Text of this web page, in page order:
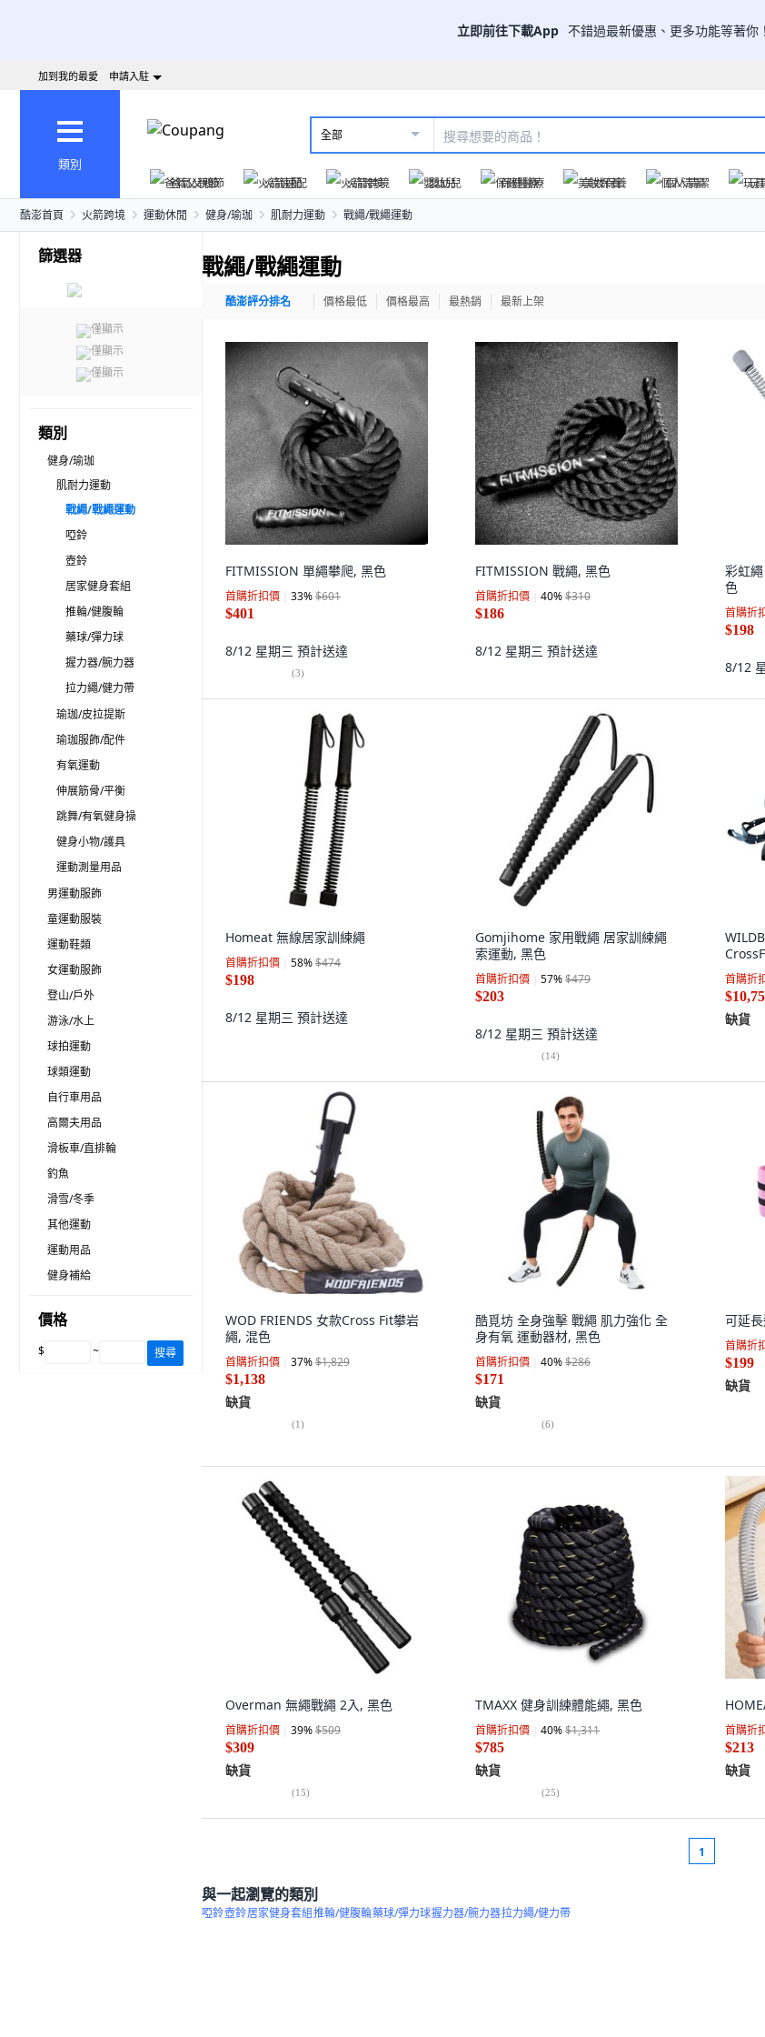
立即前往下載App 不錯過最新優惠、更多功能等著你！
加到我的最愛 申請入駐
類別
全部
爸氣父親節
火箭速配 火箭跨境 嬰幼兒 保健醫療 美妝保養 個人清潔 玩
酷澎首頁 火箭跨境 運動休閒 健身/瑜珈 肌耐力運動 戰繩/戰繩運動
篩選器
僅顯示
僅顯示
僅顯示
類別
健身/瑜珈
肌耐力運動
戰繩/戰繩運動
啞鈴
壺鈴
居家健身套組
推輪/健腹輪
藥球/彈力球
握力器/腕力器
拉力繩/健力帶
瑜珈/皮拉提斯
瑜珈服飾/配件
有氧運動
伸展筋骨/平衡
跳舞/有氧健身操
健身小物/護具
運動測量用品
男運動服飾
童運動服裝
運動鞋類
女運動服飾
登山/戶外
游泳/水上
球拍運動
球類運動
自行車用品
高爾夫用品
滑板車/直排輪
釣魚
滑雪/冬季
其他運動
運動用品
健身補給
價格
$ ~ 搜尋
戰繩/戰繩運動
酷澎評分排名 價格最低 價格最高 最熱銷 最新上架
FITMISSION 單繩攀爬, 黑色
首購折扣價 33%$601
$401
8/12 星期三 預計送達
(3)
FITMISSION 戰繩, 黑色
首購折扣價 40%$310
$186
8/12 星期三 預計送達
彩虹
色
首購折
$198
8/12
Homeat 無線居家訓練繩
首購折扣價 58%$474
$198
8/12 星期三 預計送達
Gomjihome 家用戰繩 居家訓練繩
索運動, 黑色
首購折扣價 57%$479
$203
8/12 星期三 預計送達
(14)
首購折
缺貨
WOD FRIENDS 女款Cross Fit攀岩
繩, 混色
首購折扣價 37%$1,829
$1,138
缺貨
(1)
酷覓坊 全身強擊 戰繩 肌力強化 全
身有氧 運動器材, 黑色
首購折扣價 40%$286
$171
缺貨
(6)
可延
首購折
$199
缺貨
Overman 無繩戰繩 2入, 黑色
首購折扣價 39%$509
$309
缺貨
(15)
TMAXX 健身訓練體能繩, 黑色
首購折扣價 40%$1,311
$785
缺貨
(25)
首購折
$213
缺貨
1
與一起瀏覽的類別
啞鈴壺鈴居家健身套組推輪/健腹輪藥球/彈力球握力器/腕力器拉力繩/健力帶